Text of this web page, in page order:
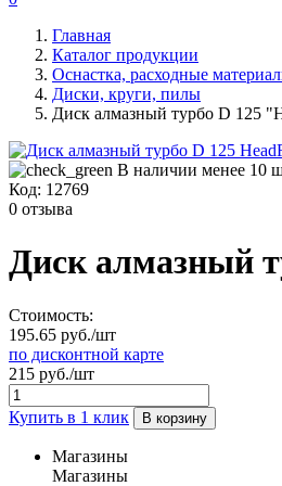
Главная
Каталог продукции
Оснастка, расходные
Диски, круги, пилы
Диск алмазный турбо D 125
В наличии менее 10
Код: 12769
0 отзыва
Диск алмазный
Стоимость:
195.65 руб./шт
по дисконтной карте
215 руб./шт
Купить в 1 клик В корзину
Магазины
Магазины